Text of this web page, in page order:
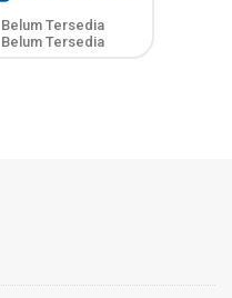
Belum Tersedia
Belum Tersedia